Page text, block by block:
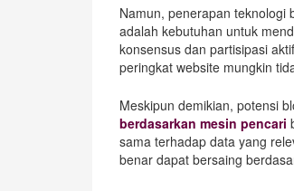
Namun, penerapan teknologi
adalah kebutuhan untuk
konsensus dan partisipasi
peringkat website mungkin
Meskipun demikian, potensi
berdasarkan mesin pencari
sama terhadap data yang
benar dapat bersaing